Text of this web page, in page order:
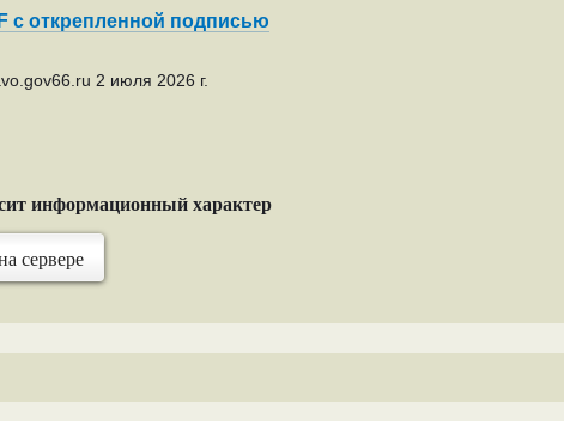
с открепленной подписью
2 июля 2026 г.
информационный характер
сервере